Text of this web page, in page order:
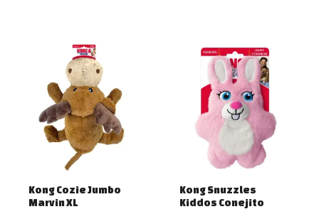
Kong Cozie Jumbo
Marvin XL
Kong Snuzzles
Kiddos Conejito